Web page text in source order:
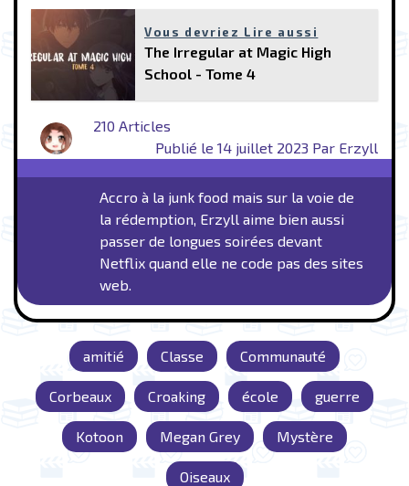
Vous devriez Lire aussi
The Irregular at Magic High
School - Tome 4
210 Articles
Publié le 14 juillet 2023 Par Erzyll
Accro à la junk food mais sur la voie de
la rédemption, Erzyll aime bien aussi
passer de longues soirées devant
Netflix quand elle ne code pas des sites
web.
amitié Classe Communauté
Corbeaux Croaking école guerre
Kotoon Megan Grey Mystère
Oiseaux